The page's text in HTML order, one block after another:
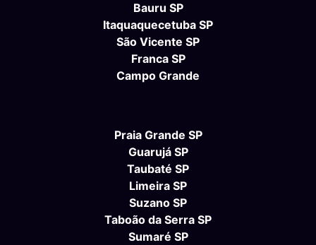
Bauru SP
Itaquaquecetuba SP
São Vicente SP
Franca SP
Campo Grande
Praia Grande SP
Guarujá SP
Taubaté SP
Limeira SP
Suzano SP
Taboão da Serra SP
Sumaré SP